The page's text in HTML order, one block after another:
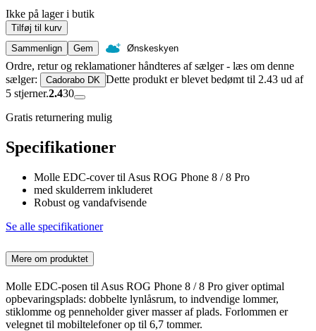
Ikke på lager i butik
Tilføj til kurv
Sammenlign
Gem Ønskeskyen
Ordre, retur og reklamationer håndteres af sælger - læs om denne
sælger:
Cadorabo DK Dette produkt er blevet bedømt til 2.43 ud af
5 stjerner.2.430
Gratis returnering mulig
Specifikationer
Molle EDC-cover til Asus ROG Phone 8 / 8 Pro
med skulderrem inkluderet
Robust og vandafvisende
Se alle specifikationer
Mere om produktet
Molle EDC-posen til Asus ROG Phone 8 / 8 Pro giver optimal
opbevaringsplads: dobbelte lynlåsrum, to indvendige lommer,
stiklomme og penneholder giver masser af plads. Forlommen er
velegnet til mobiltelefoner op til 6,7 tommer.